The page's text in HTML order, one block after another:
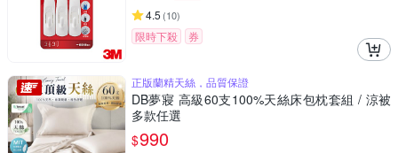
4.5 (10)
限時下殺 券
正版蘭精天絲，品質保證
DB夢寢 高級60支100%天絲床包枕套組 / 涼被
多款任選
$990